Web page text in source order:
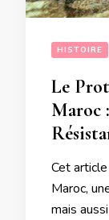
HISTOIRE
Le
Maroc
Cet
Maroc,
mais